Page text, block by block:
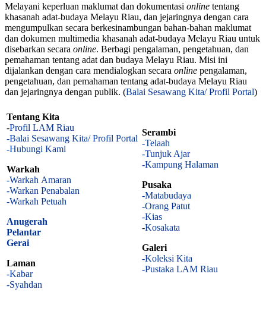
Melayani keperluan maklumat dan dokumentasi online tentang
khasanah adat-budaya Melayu Riau, dan jejaringnya dengan cara
mengumpulkan secara berkesinambungan bahan-bahan maklumat
dan dokumen multimedia khasanah adat-budaya Melayu Riau untuk
disebarkan secara online. Berbagi pengalaman, pengetahuan, dan
pemahaman tentang adat dan budaya Melayu Riau. Misi ini
dijalankan dengan cara mendialogkan secara online pengalaman,
pengetahuan, dan pemahaman tentang adat-budaya Melayu Riau
dan jejaringnya dengan publik. (Balai Sesawang Kita/ Profil Portal)
Tentang Kita
-Profil LAM Riau
-Balai Sesawang Kita/ Profil Portal
-Hubungi Kami
Warkah
-Warkah Amaran
-Warkan Penabalan
-Warkah Petuah
Anugerah
Pelantar
Gerai
Laman
-Kabar
-Syahdan
Serambi
-Telaah
-Tunjuk Ajar
-Kampung Halaman
Pusaka
-Matabudaya
-Orang Patut
-Kias
-Kosakata
Galeri
-Koleksi Kita
-Pustaka LAM Riau